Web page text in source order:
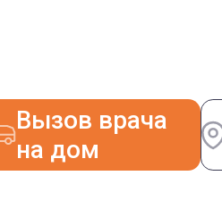
Вызов врача
на дом